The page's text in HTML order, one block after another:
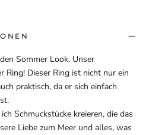
Sommer Look. Unser
Ring! Dieser Ring ist nicht nur ein
praktisch, da er sich einfach
Schmuckstücke kreieren, die das
Liebe zum Meer und alles, was